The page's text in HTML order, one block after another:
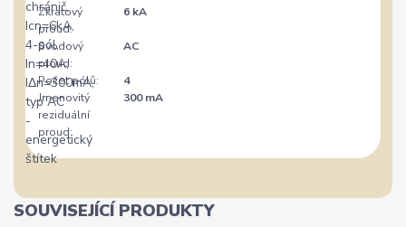
Zkratový
proud:
6 kA
Svodový
proud:
AC
Počet pólů:
4
Jmenovitý
reziduální
proud:
300 mA
SOUVISEJÍCÍ PRODUKTY